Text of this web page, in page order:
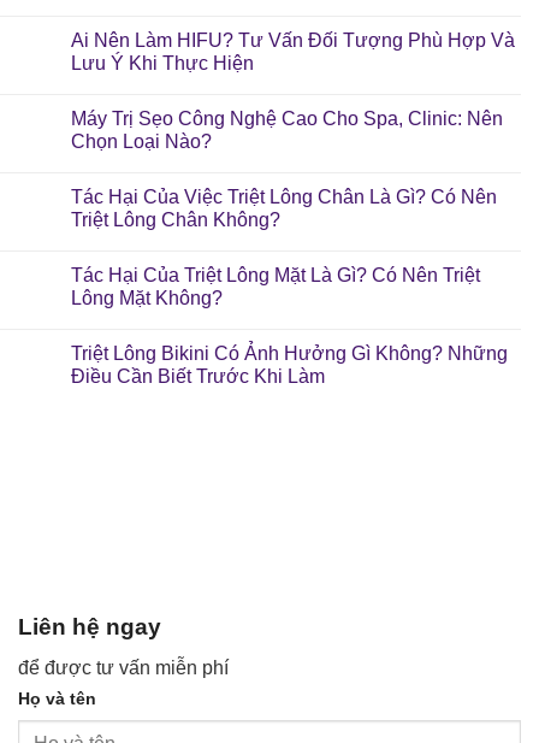
Ai Nên Làm HIFU? Tư Vấn Đối Tượng Phù Hợp Và
Lưu Ý Khi Thực Hiện
Máy Trị Sẹo Công Nghệ Cao Cho Spa, Clinic: Nên
Chọn Loại Nào?
Tác Hại Của Việc Triệt Lông Chân Là Gì? Có Nên
Triệt Lông Chân Không?
Tác Hại Của Triệt Lông Mặt Là Gì? Có Nên Triệt
Lông Mặt Không?
Triệt Lông Bikini Có Ảnh Hưởng Gì Không? Những
Điều Cần Biết Trước Khi Làm
Liên hệ ngay
để được tư vấn miễn phí
Họ và tên